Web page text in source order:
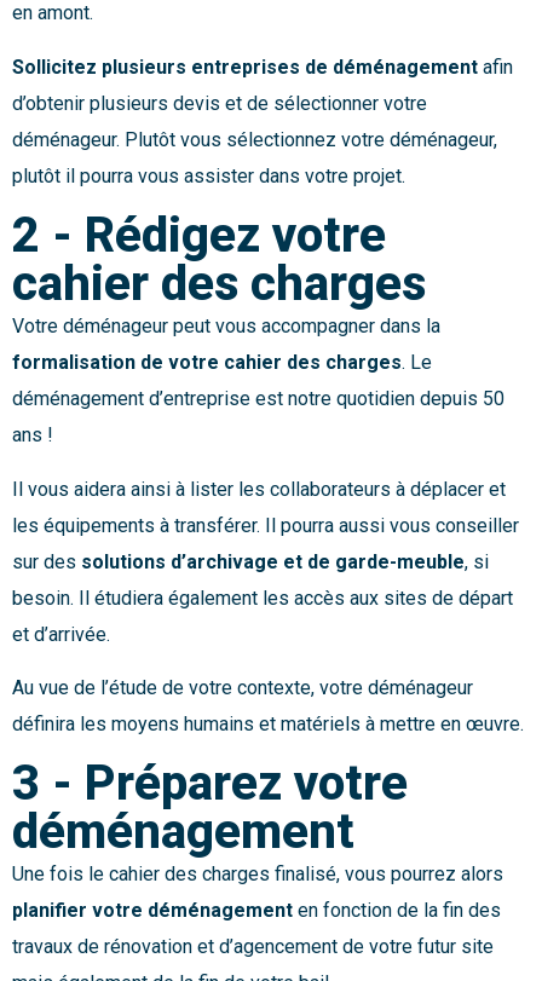
en amont.
Sollicitez plusieurs entreprises de déménagement afin
d’obtenir plusieurs devis et de sélectionner votre
déménageur. Plutôt vous sélectionnez votre déménageur,
plutôt il pourra vous assister dans votre projet.
2 - Rédigez votre
cahier des charges
Votre déménageur peut vous accompagner dans la
formalisation de votre cahier des charges. Le
déménagement d’entreprise est notre quotidien depuis 50
ans !
Il vous aidera ainsi à lister les collaborateurs à déplacer et
les équipements à transférer. Il pourra aussi vous conseiller
sur des solutions d’archivage et de garde-meuble, si
besoin. Il étudiera également les accès aux sites de départ
et d’arrivée.
Au vue de l’étude de votre contexte, votre déménageur
définira les moyens humains et matériels à mettre en œuvre.
3 - Préparez votre
déménagement
Une fois le cahier des charges finalisé, vous pourrez alors
planifier votre déménagement en fonction de la fin des
travaux de rénovation et d’agencement de votre futur site